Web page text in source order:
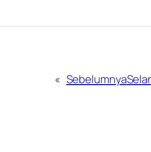
« Sebelumnya